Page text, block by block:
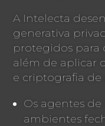
A Intelecta
generativa
protegidos para
além de aplicar
e criptografia
Os agentes
ambientes